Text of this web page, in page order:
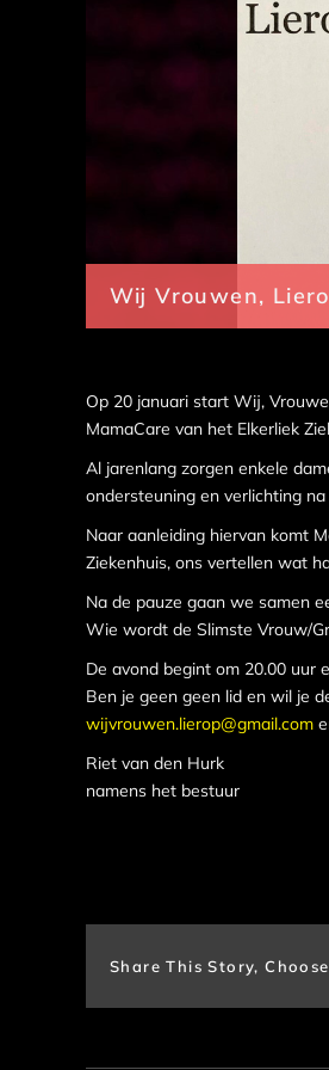
Wij Vrouwen,
Op 20 januari start Wij,
MamaCare van het Elkerliek
Al jarenlang zorgen enkele
ondersteuning en verlichting
Naar aanleiding hiervan komt
Ziekenhuis, ons vertellen wat
Na de pauze gaan we samen
Wie wordt de
De avond begint om 20.00 uur
Ben je geen geen lid en wil je
wijvrouwen.lierop@gmail.com
Riet van den Hurk
namens het bestuur
Share This Story,